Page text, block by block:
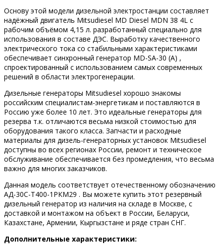
Основу этой модели дизельной электростанции составляет
надёжный двигатель Mitsudiesel MD Diesel MDN 38 4L с
рабочим объёмом 4,15 л. разработанный специально для
использования в составе ДЭС. Выработку качественного
электрического тока со стабильными характеристиками
обеспечивает синхронный генератор MD-SA-30 (A) ,
спроектированный с использованием самых современных
решений в области электрогенерации.
Дизельные генераторы Mitsudiesel хорошо знакомы
российским специалистам-энергетикам и поставляются в
Россию уже более 10 лет. Это идеальные генераторы для
резерва т.к. отличаются весьма низкой стоимостью для
оборудования такого класса. Запчасти и расходные
материалы для дизель-генераторных установок Mitsudiesel
доступны во всех регионах России, ремонт и техническое
обслуживание обеспечивается без промедления, что весьма
важно для многих заказчиков.
Данная модель соответствует отечественному обозначению
АД-30С-Т400-1РКМ29 . Вы можете купить этот резервный
дизельный генератор из наличия на складе в Москве, с
доставкой и монтажом на объект в России, Беларуси,
Казахстане, Армении, Кыргызстане и ряде стран СНГ.
Дополнительные характеристики: